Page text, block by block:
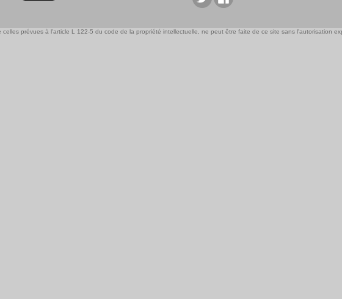
prévues à l'article L 122-5 du code de la propriété intellectuelle, ne peut être faite de ce site sans l'autorisation